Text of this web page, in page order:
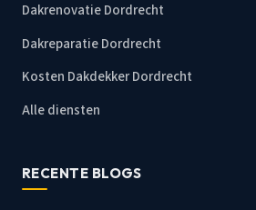
Dakrenovatie Dordrecht
Dakreparatie Dordrecht
Kosten Dakdekker Dordrecht
Alle diensten
RECENTE BLOGS